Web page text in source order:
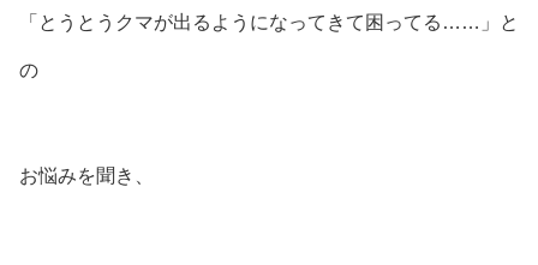
「とうとうクマが出るようになってきて困ってる……」と
の
お悩みを聞き、